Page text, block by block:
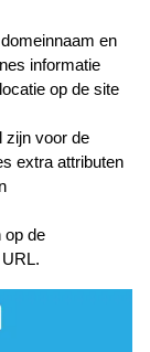
en
informatie
op de site
zijn voor de
extra attributen
op de
URL.